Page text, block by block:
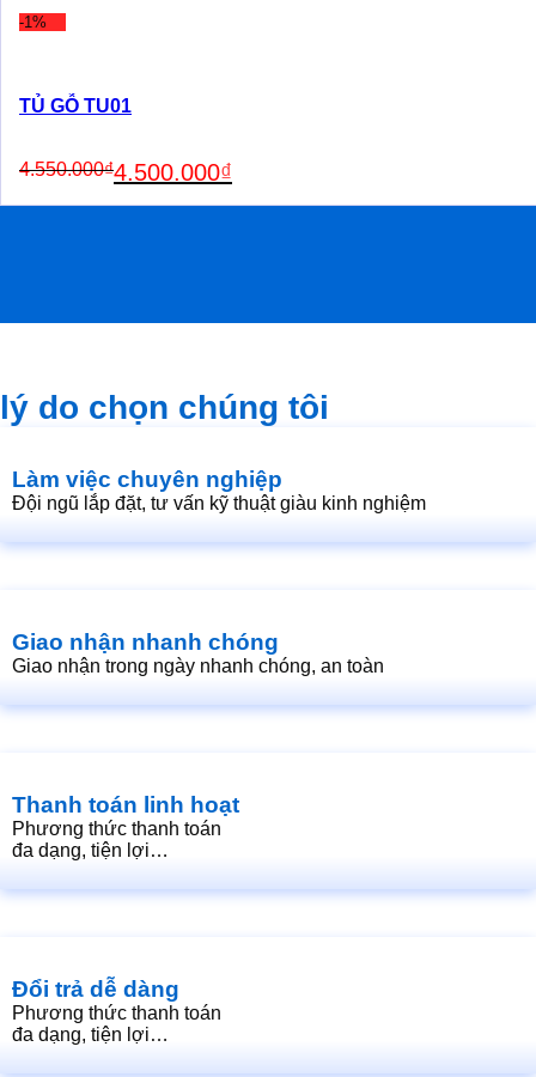
-1%
TỦ GỖ TU01
4.550.000₫
price
was:
4.500.000₫
price
is:
lý do chọn chúng tôi
Làm việc chuyên nghiệp
Đội ngũ lắp đặt, tư vấn kỹ thuật giàu kinh nghiệm
Giao nhận nhanh chóng
Giao nhận trong ngày nhanh chóng, an toàn
Thanh toán linh hoạt
Phương thức thanh toán
đa dạng, tiện lợi…
Đổi trả dễ dàng
Phương thức thanh toán
đa dạng, tiện lợi…